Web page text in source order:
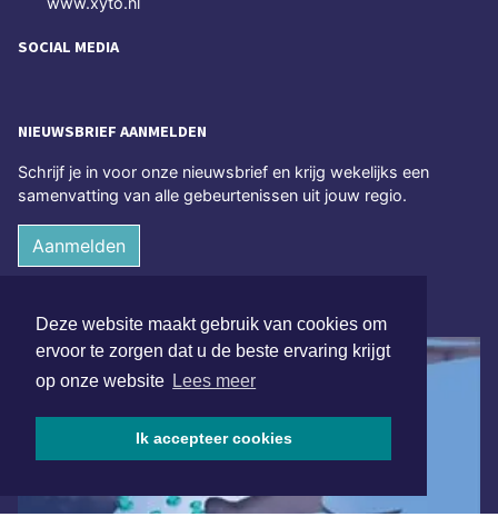
Deze website maakt gebruik van cookies om
ervoor te zorgen dat u de beste ervaring krijgt
op onze website Lees meer
Ik accepteer cookies
SOCIAL MEDIA
NIEUWSBRIEF AANMELDEN
Schrijf je in voor onze nieuwsbrief en krijg wekelijks een
samenvatting van alle gebeurtenissen uit jouw regio.
Aanmelden